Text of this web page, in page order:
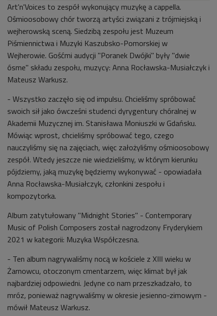
Art'n'Voices to zespół wykonujący muzykę a cappella.
Ośmioosobowy chór tworzą artyści związani z trójmiejską i
wejherowską sceną. Siedzibą zespołu jest Muzeum
Piśmiennictwa i Muzyki Kaszubsko-Pomorskiej w
Wejherowie. Gośćmi audycji "Poranek Dwójki" były "dwie
ósme" składu zespołu, muzycy: Anna Rocławska-Musiałczyk i
Mateusz Warkusz.
- Wszystko zaczęło się od impulsu. Chcieliśmy spróbować
swoich sił jako ówcześni studenci dyrygentury chóralnej w
Akademii Muzycznej im. Stanisława Moniuszki w Gdańsku.
Mówiąc wprost, chcieliśmy spróbować tego, czego
nauczyliśmy się na zajęciach, więc założyliśmy ośmioosobowy
zespół. Wtedy jeszcze nie wiedzieliśmy, w którym kierunku
pójdziemy, jaką muzykę będziemy wykonywać - opowiadała
Anna Rocławska-Musiałczyk, członkini zespołu i
kompozytorka.
Album zatytułowany "Midnight Stories" - Contemporary
Music of Polish Composers został nagrodzony Fryderykiem
2021 w kategorii: Muzyka Współczesna.
- Ten album nagrywaliśmy nocą w kościele z XIII wieku w
Żarnowcu, otoczonym cmentarzem, więc klimat był jak
najbardziej odpowiedni. Jedyne co nam przeszkadzało, to
mróz, ponieważ nagrywaliśmy w okresie jesienno-zimowym -
mówił Mateusz Warkusz.